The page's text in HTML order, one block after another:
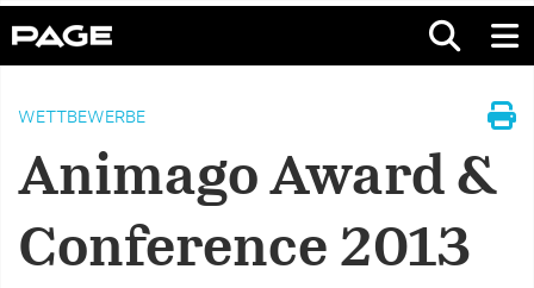
WETTBEWERBE
Animago Award &
Conference 2013